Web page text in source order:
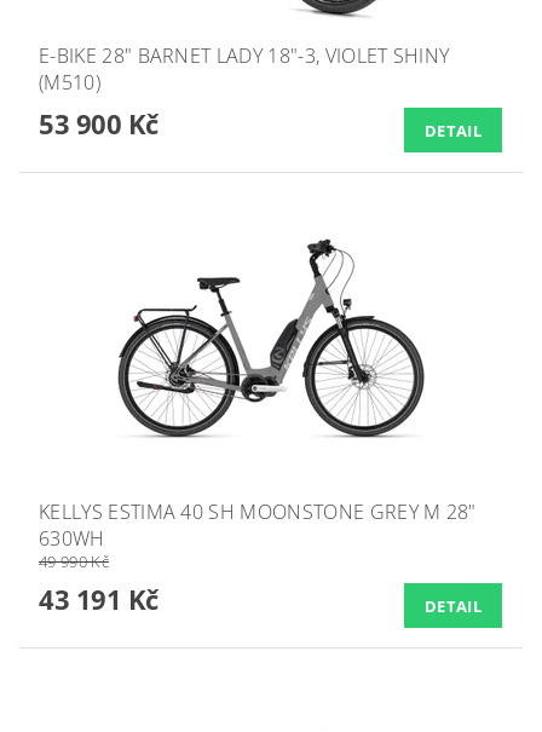
E-BIKE 28" BARNET LADY 18"-3, VIOLET SHINY
(M510)
53 900 Kč DETAIL
KELLYS ESTIMA 40 SH MOONSTONE GREY M 28"
630WH
49 990 Kč
43 191 Kč DETAIL